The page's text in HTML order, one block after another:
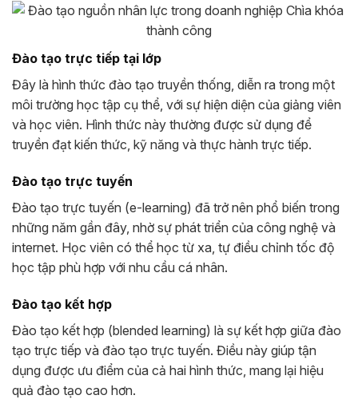
Đào tạo trực tiếp tại lớp
Đây là hình thức đào tạo truyền thống, diễn ra trong một
môi trường học tập cụ thể, với sự hiện diện của giảng viên
và học viên. Hình thức này thường được sử dụng để
truyền đạt kiến thức, kỹ năng và thực hành trực tiếp.
Đào tạo trực tuyến
Đào tạo trực tuyến (e-learning) đã trở nên phổ biến trong
những năm gần đây, nhờ sự phát triển của công nghệ và
internet. Học viên có thể học từ xa, tự điều chỉnh tốc độ
học tập phù hợp với nhu cầu cá nhân.
Đào tạo kết hợp
Đào tạo kết hợp (blended learning) là sự kết hợp giữa đào
tạo trực tiếp và đào tạo trực tuyến. Điều này giúp tận
dụng được ưu điểm của cả hai hình thức, mang lại hiệu
quả đào tạo cao hơn.